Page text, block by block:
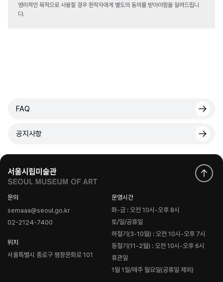
영리적인 목적으로 사용할 경우 원작자에게 별도의 동의를 받아야함을 알려드립니
다.
FAQ
공지사항
문의
semaaa@seoul.go.kr
02-2124-7400
위치
서울특별시 종로구 평창문화로 101
운영시간
화-금 : 오전 10시-오후 8시
토/일/공휴일
하절기(3-10월) : 오전 10시-오후 7시
동절기(11-2월) : 오전 10시-오후 6시
휴관일
1월 1일/매주 월요일(공휴일 제외)